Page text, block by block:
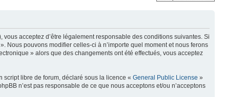
acceptez d’être légalement responsable des conditions suivantes. Si
Nous pouvons modifier celles-ci à n’importe quel moment et nous ferons
» alors que des changements ont été effectués, vous acceptez
script libre de forum, déclaré sous la licence « General Public License »
n’est pas responsable de ce que nous acceptons et/ou n’acceptons